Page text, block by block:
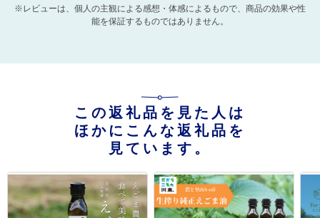
※レビューは、個人の主観による感想・体感によるもので、商品の効果や性
能を保証するものではありません。
この返礼品を見た人は
ほかにこんな返礼品を
見ています。